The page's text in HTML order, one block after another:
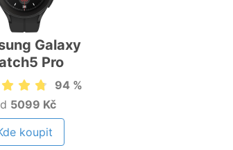
Galaxy
Pro
94 %
5099 Kč
koupit